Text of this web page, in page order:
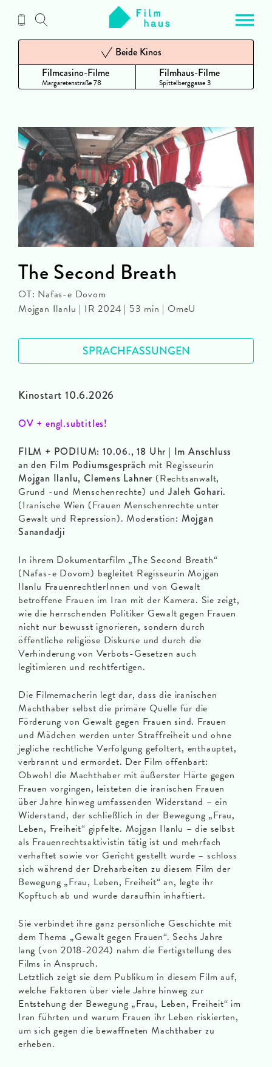
Inhalt
Filmcasino-Filme
Margaretenstraße 78
Beide Kinos
Filmhaus-Filme
Spittelberggasse 3
Kinostart 10.6.2026
OV + engl.subtitles!
FILM + PODIUM: 10.06., 18 Uhr | Im Anschluss
an den Film Podiumsgespräch mit Regisseurin
Mojgan Ilanlu,Clemens Lahner (Rechtsanwalt,
Grund -und Menschenrechte) undJaleh Gohari.
(Iranische Wien (Frauen Menschenrechte unter
Gewalt und Repression). Moderation: Mojgan
Sanandadji
In ihrem Dokumentarfilm „The Second Breath“
(Nafas-e Dovom) begleitet Regisseurin Mojgan
Ilanlu FrauenrechtlerInnen und von Gewalt
betroffene Frauen im Iran mit der Kamera. Sie zeigt,
wie die herrschenden Politiker Gewalt gegen Frauen
nicht nur bewusst ignorieren, sondern durch
öffentliche religiöse Diskurse und durch die
Verhinderung von Verbots-Gesetzen auch
legitimieren und rechtfertigen.
Die Filmemacherin legt dar, dass die iranischen
Machthaber selbst die primäre Quelle für die
Förderung von Gewalt gegen Frauen sind. Frauen
und Mädchen werden unter Straffreiheit und ohne
jegliche rechtliche Verfolgung gefoltert, enthauptet,
verbrannt und ermordet. Der Film offenbart:
Obwohl die Machthaber mit äußerster Härte gegen
Frauen vorgingen, leisteten die iranischen Frauen
über Jahre hinweg umfassenden Widerstand – ein
Widerstand, der schließlich in der Bewegung „Frau,
Leben, Freiheit“ gipfelte. Mojgan Ilanlu – die selbst
als Frauenrechtsaktivistin tätig ist und mehrfach
verhaftet sowie vor Gericht gestellt wurde – schloss
sich während der Dreharbeiten zu diesem Film der
Bewegung „Frau, Leben, Freiheit“ an, legte ihr
Kopftuch ab und wurde daraufhin inhaftiert.
Sie verbindet ihre ganz persönliche Geschichte mit
dem Thema „Gewalt gegen Frauen“. Sechs Jahre
lang (von 2018-2024) nahm die Fertigstellung des
Films in Anspruch.
Letztlich zeigt sie dem Publikum in diesem Film auf,
welche Faktoren über viele Jahre hinweg zur
Entstehung der Bewegung „Frau, Leben, Freiheit“ im
Iran führten und warum Frauen ihr Leben riskierten,
um sich gegen die bewaffneten Machthaber zu
erheben.
The Second Breath
OT: Nafas-e Dovom
Mojgan Ilanlu | IR 2024 | 53 min | OmeU
SPRACHFASSUNGEN